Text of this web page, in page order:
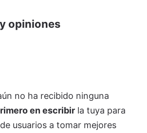
opiniones
no ha recibido ninguna
en escribir la tuya para
usuarios a tomar mejores